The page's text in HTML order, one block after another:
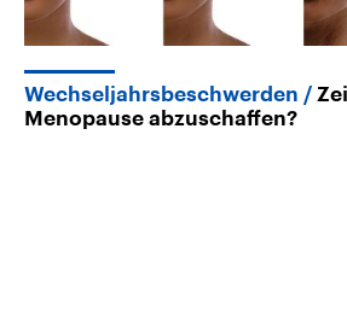
Wechseljahrsbeschwerden
Menopause abzuschaffen?